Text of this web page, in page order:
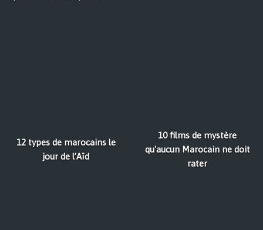
12 types de marocains le
jour de l’Aïd
10 films de mystère
qu'aucun Marocain ne doit
rater